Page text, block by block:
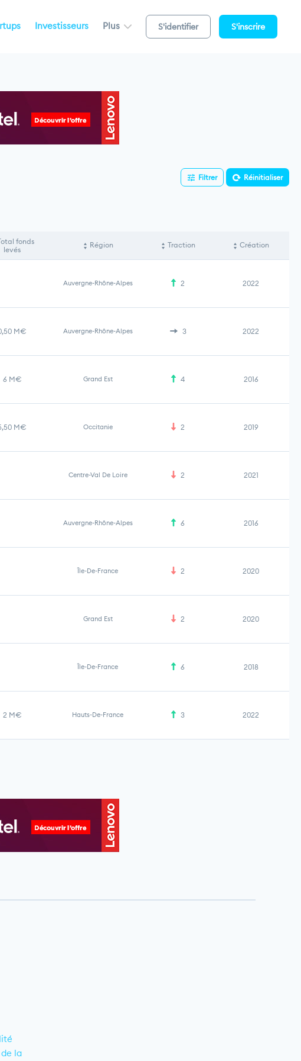
Investisseurs Plus S'identifier S'inscrire
Filtrer Réinitialiser
fonds
levés
Région Traction Création
Auvergne-Rhône-Alpes 2 2022
M€ Auvergne-Rhône-Alpes 3 2022
6 M€ Grand Est 4 2016
M€ Occitanie 2 2019
Centre-Val De Loire 2 2021
Auvergne-Rhône-Alpes 6 2016
Île-De-France 2 2020
Grand Est 2 2020
Île-De-France 6 2018
2 M€ Hauts-De-France 3 2022
la